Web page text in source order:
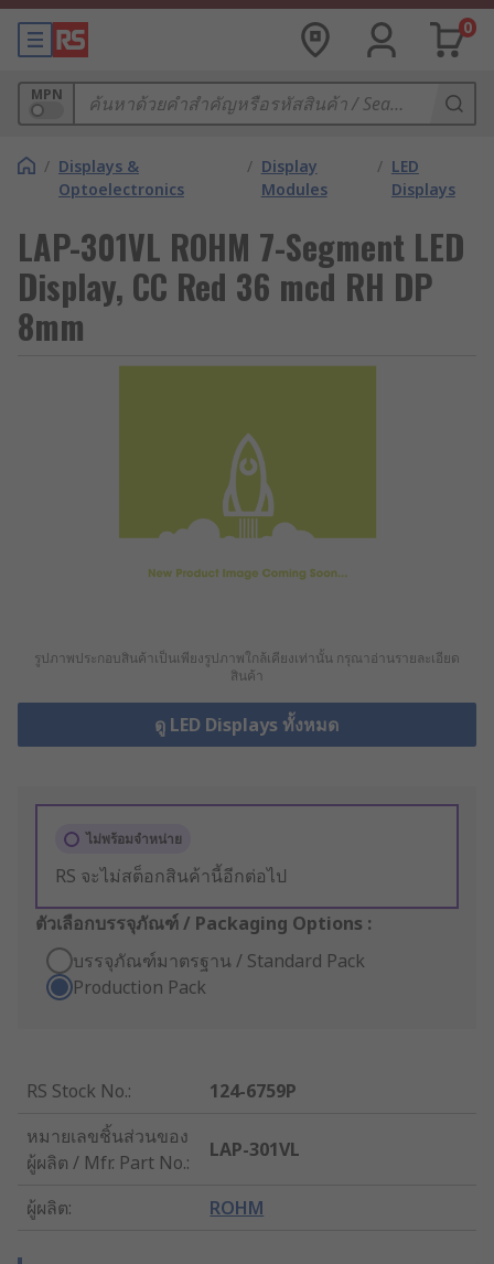
0
MPN
/ Displays &
Optoelectronics
/ Display
Modules
/ LED
Displays
LAP-301VL ROHM 7-Segment LED
Display, CC Red 36 mcd RH DP
8mm
รูปภาพประกอบสินค้าเป็นเพียงรูปภาพใกล้เคียงเท่านั้น กรุณาอ่านรายละเอียด
สินค้า
ดู LED Displays ทั้งหมด
ไม่พร้อมจำหน่าย
RS จะไม่สต็อกสินค้านี้อีกต่อไป
ตัวเลือกบรรจุภัณฑ์ / Packaging Options :
บรรจุภัณฑ์มาตรฐาน / Standard Pack
Production Pack
RS Stock No.:
124-6759P
หมายเลขชิ้นส่วนของ
ผู้ผลิต / Mfr. Part No.:
LAP-301VL
ผู้ผลิต: ROHM